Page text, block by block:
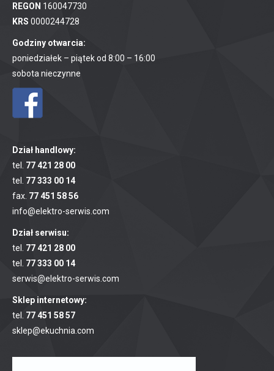
REGON 160047730
KRS 0000244728
Godziny otwarcia:
poniedziałek – piątek od 8:00 – 16:00
sobota nieczynne
Dział handlowy:
tel. 77 421 28 00
tel. 77 333 00 14
fax. 77 451 58 56
info@elektro-serwis.com
Dział serwisu:
tel. 77 421 28 00
tel. 77 333 00 14
serwis@elektro-serwis.com
Sklep internetowy:
tel. 77 451 58 57
sklep@ekuchnia.com